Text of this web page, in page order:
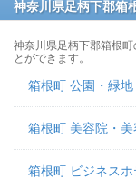
神奈川県足柄下郡箱
神奈川県足柄下郡箱根
とができます。
箱根町 公園・緑地
箱根町 美容院・
箱根町 ビジネスホ